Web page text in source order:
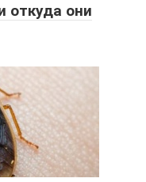
откуда они